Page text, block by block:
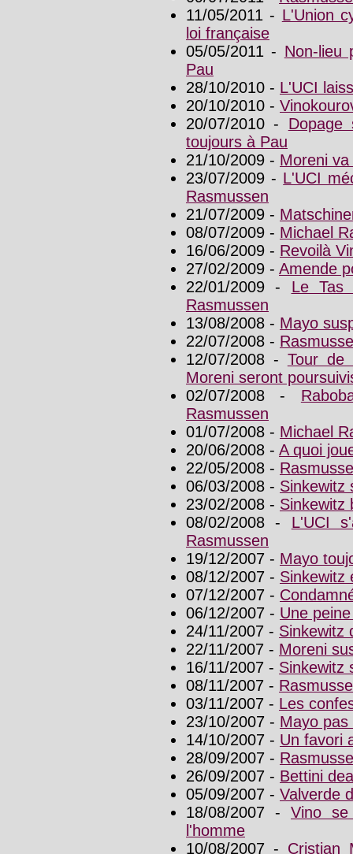
11/05/2011 - L'Union
loi française
05/05/2011 - Non-lieu
Pau
28/10/2010 - L'UCI
20/10/2010 -
20/07/2010 -
toujours à Pau
21/10/2009 - Moreni
23/07/2009 - L'UCI
Rasmussen
21/07/2009 -
08/07/2009 - Michael
16/06/2009 - Revoilà
27/02/2009 - Amende
22/01/2009 - Le Tas
Rasmussen
13/08/2008 - Mayo
22/07/2008 -
12/07/2008 - Tour de
Moreni seront
02/07/2008 -
Rasmussen
01/07/2008 - Michael
20/06/2008 - A quoi
22/05/2008 -
06/03/2008 - Sinkewitz
23/02/2008 - Sinkewitz
08/02/2008 - L'UCI
Rasmussen
19/12/2007 - Mayo
08/12/2007 - Sinkewitz
07/12/2007 -
06/12/2007 - Une
24/11/2007 - Sinkewitz
22/11/2007 - Moreni
16/11/2007 - Sinkewitz
08/11/2007 -
03/11/2007 - Les
23/10/2007 - Mayo
14/10/2007 - Un favori
28/09/2007 -
26/09/2007 - Bettini
05/09/2007 - Valverde
18/08/2007 - Vino
l'homme
10/08/2007 - Cristian